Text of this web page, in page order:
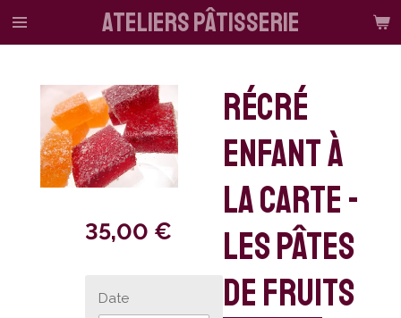
Passer
ateliers pâtisserie
Récré
enfant à
la carte -
Les pâtes
de fruits
35,00 €
Date